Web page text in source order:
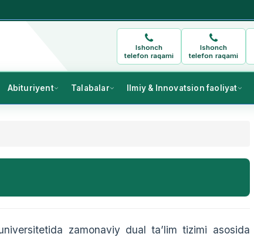
Ishonch
telefon raqami
Ishonch
telefon raqami
Abituriyent Talabalar Ilmiy & Innovatsion faoliyat
zamonaviy dual ta’lim tizimi asosida